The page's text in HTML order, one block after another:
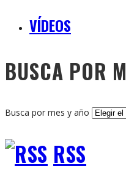
VÍDEOS
BUSCA POR
Busca por mes y año
RSS